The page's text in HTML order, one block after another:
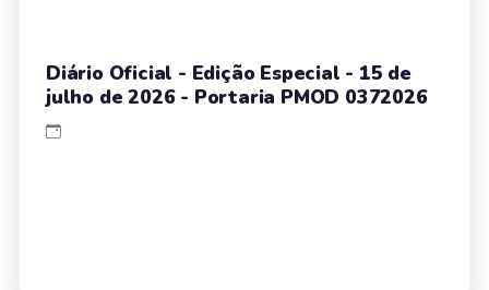
Diário Oficial - Edição Especial - 15 de
julho de 2026 - Portaria PMOD 0372026